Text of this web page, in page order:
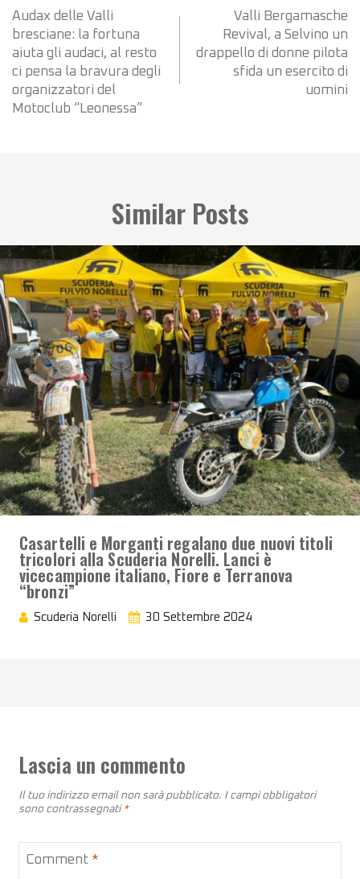
Audax delle Valli
bresciane: la fortuna
aiuta gli audaci, al resto
ci pensa la bravura degli
organizzatori del
Motoclub “Leonessa”
Valli Bergamasche
Revival, a Selvino un
drappello di donne pilota
sfida un esercito di
uomini
Similar Posts
Casartelli e Morganti regalano due nuovi titoli
tricolori alla Scuderia Norelli. Lanci è
vicecampione italiano, Fiore e Terranova
“bronzi”
Scuderia Norelli 30 Settembre 2024
Lascia un commento
Il tuo indirizzo email non sarà pubblicato. I campi obbligatori
sono contrassegnati *
Comment *